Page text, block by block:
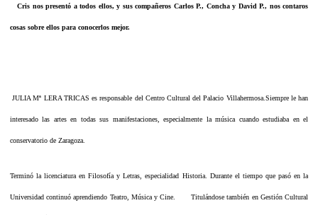
Cris nos presentó a todos ellos, y sus compañeros Carlos P., Concha y David P., nos contaros
cosas sobre ellos para conocerlos mejor.
JULIA Mª LERA TRICAS es responsable del Centro Cultural del Palacio Villahermosa.Siempre le han
interesado las artes en todas sus manifestaciones, especialmente la música cuando estudiaba en el
conservatorio de Zaragoza.
Terminó la licenciatura en Filosofía y Letras, especialidad Historia. Durante el tiempo que pasó en la
Universidad continuó aprendiendo Teatro, Música y Cine. Titulándose también en Gestión Cultural